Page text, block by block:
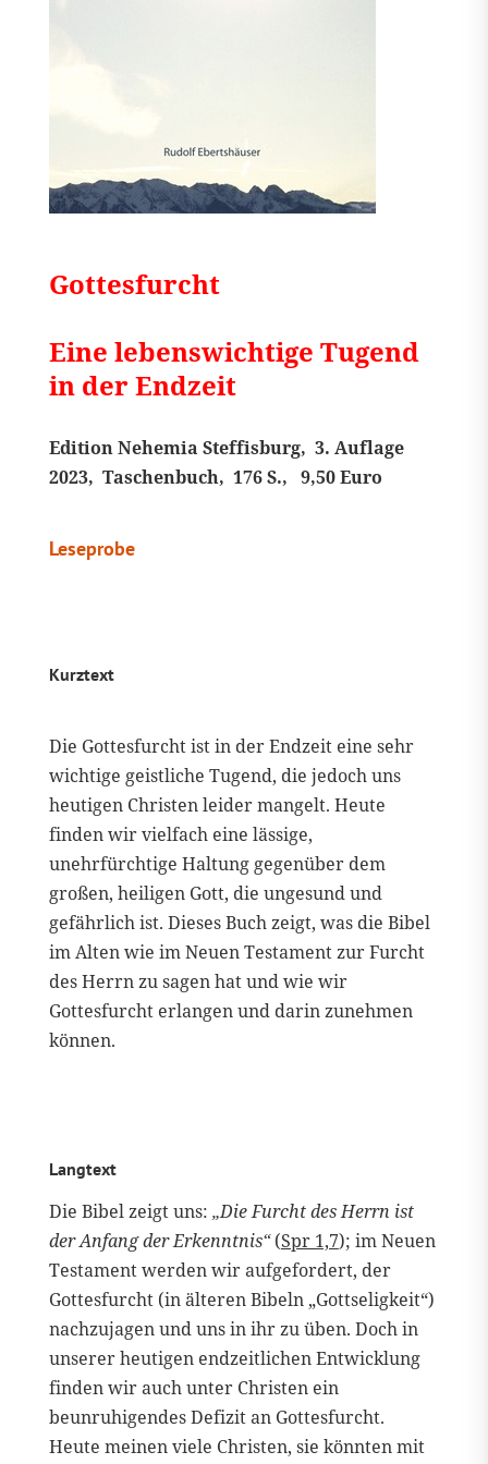
Gottesfurcht
Eine lebenswichtige Tugend
in der Endzeit
Edition Nehemia Steffisburg, 3. Auflage
2023, Taschenbuch, 176 S., 9,50 Euro
Leseprobe
Kurztext
Die Gottesfurcht ist in der Endzeit eine sehr
wichtige geistliche Tugend, die jedoch uns
heutigen Christen leider mangelt. Heute
finden wir vielfach eine lässige,
unehrfürchtige Haltung gegenüber dem
großen, heiligen Gott, die ungesund und
gefährlich ist. Dieses Buch zeigt, was die Bibel
im Alten wie im Neuen Testament zur Furcht
des Herrn zu sagen hat und wie wir
Gottesfurcht erlangen und darin zunehmen
können.
Langtext
Die Bibel zeigt uns: „Die Furcht des Herrn ist
der Anfang der Erkenntnis“(Spr 1,7); im Neuen
Testament werden wir aufgefordert, der
Gottesfurcht (in älteren Bibeln „Gottseligkeit“)
nachzujagen und uns in ihr zu üben. Doch in
unserer heutigen endzeitlichen Entwicklung
finden wir auch unter Christen ein
beunruhigendes Defizit an Gottesfurcht.
Heute meinen viele Christen, sie könnten mit